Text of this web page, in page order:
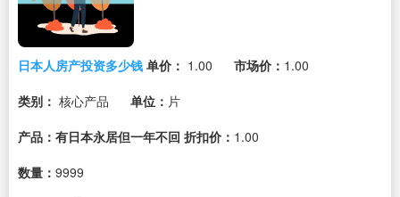
日本人房产投资多少钱 单价： 1.00 市场价： 1.00
类别： 核心产品 单位： 片
产品：有日本永居但一年不回 折扣价： 1.00
数量： 9999